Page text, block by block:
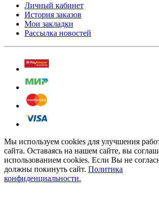
Личный кабинет
История заказов
Мои закладки
Рассылка новостей
Мы используем cookies для улучшения
сайта. Оставаясь на нашем сайте, вы
использованием cookies. Если Вы не
должны покинуть сайт. Политика
конфиденциальности.